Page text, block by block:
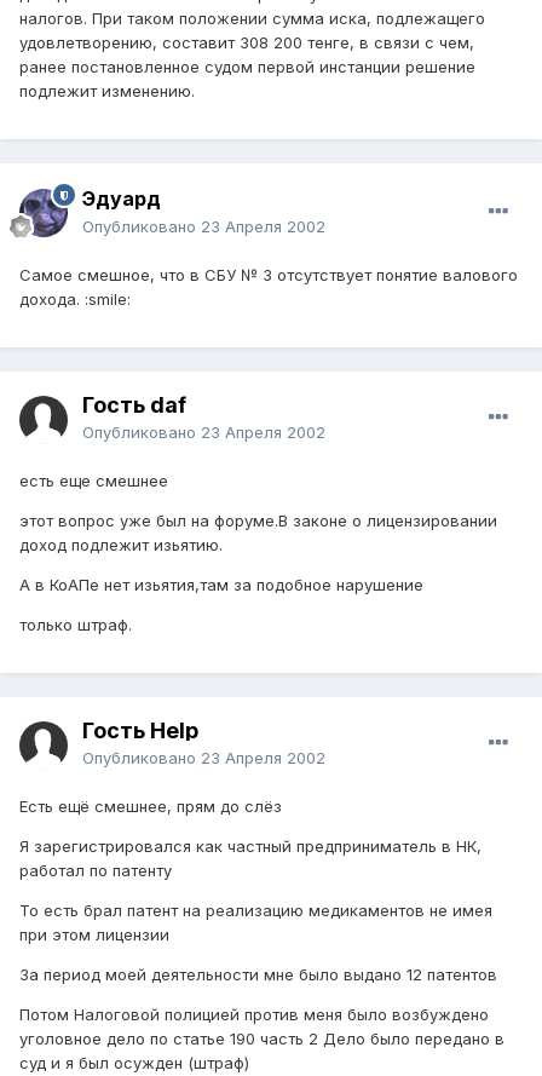
налогов. При таком положении сумма иска, подлежащего
удовлетворению, составит 308 200 тенге, в связи с чем,
ранее постановленное судом первой инстанции решение
подлежит изменению.
Эдуард
Опубликовано 23 Апреля 2002
Самое смешное, что в СБУ № 3 отсутствует понятие валового
дохода. :smile:
Гость daf
Опубликовано 23 Апреля 2002
есть еще смешнее
этот вопрос уже был на форуме.В законе о лицензировании
доход подлежит изьятию.
А в КоАПе нет изьятия,там за подобное нарушение
только штраф.
Гость Help
Опубликовано 23 Апреля 2002
Есть ещё смешнее, прям до слёз
Я зарегистрировался как частный предприниматель в НК,
работал по патенту
То есть брал патент на реализацию медикаментов не имея
при этом лицензии
За период моей деятельности мне было выдано 12 патентов
Потом Налоговой полицией против меня было возбуждено
уголовное дело по статье 190 часть 2 Дело было передано в
суд и я был осужден (штраф)